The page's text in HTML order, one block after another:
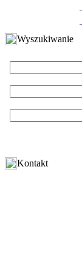
Wyszukiwanie
Kontakt